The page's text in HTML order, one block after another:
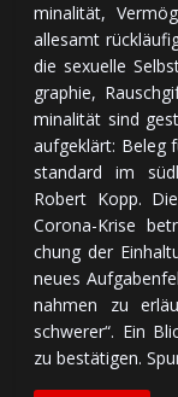
mi­na­li­tät,
al­le­samt
die sexu­el­le
gra­phie,
mi­na­li­tät sind
auf­ge­klärt: Be­leg
stan­dard im
Robert Kopp.
Corona-Krise
chung der
neues
nah­men zu
schwerer“. Ein
zu be­stä­ti­gen.